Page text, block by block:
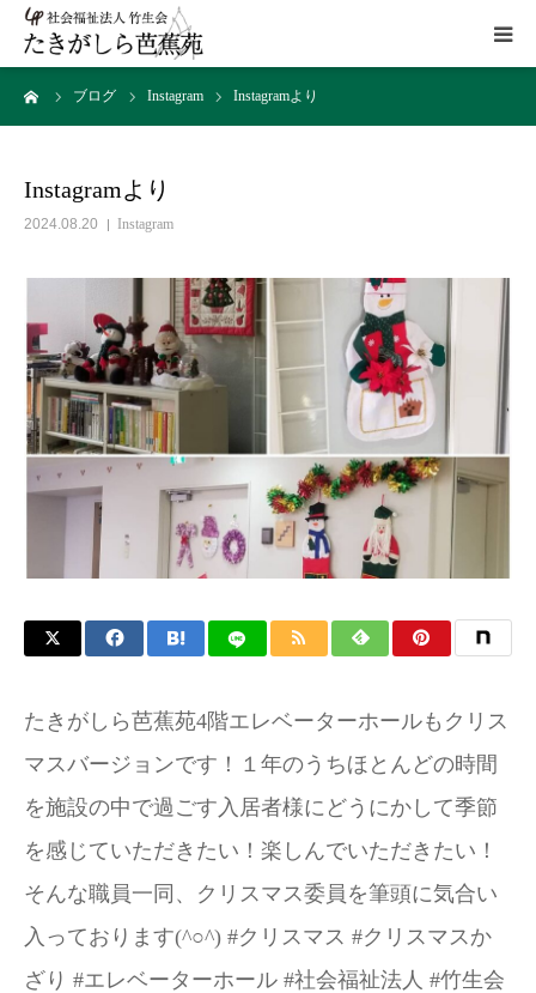
ブログ Instagram Instagramより
Instagramより
2024.08.20 Instagram
たきがしら芭蕉苑4階エレベーターホールもクリス
マスバージョンです！１年のうちほとんどの時間
を施設の中で過ごす入居者様にどうにかして季節
を感じていただきたい！楽しんでいただきたい！
そんな職員一同、クリスマス委員を筆頭に気合い
入っております(^○^) #クリスマス #クリスマスか
ざり #エレベーターホール #社会福祉法人 #竹生会
HOME
施設概要
こだわり
ギャラリー
アクセス
お問い合わせ